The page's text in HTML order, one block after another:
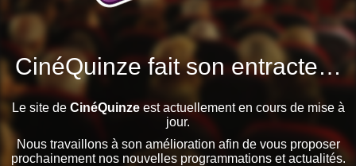
CinéQuinze fait son entracte…
Le site de CinéQuinzeest actuellement en cours de mise à
jour.
Nous travaillons à son amélioration afin de vous proposer
prochainement nos nouvelles programmations et actualités.